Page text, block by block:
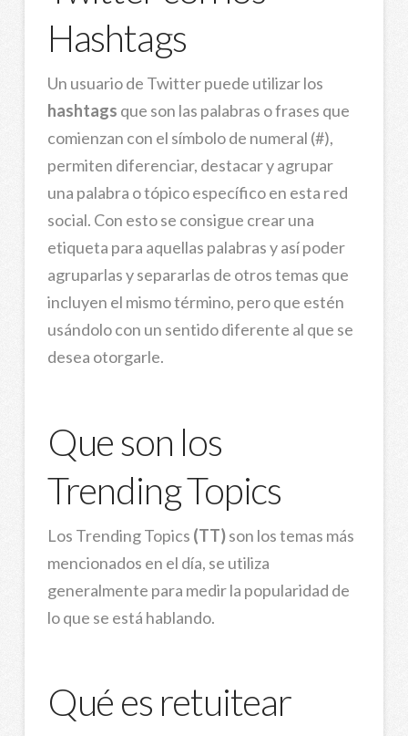
Hashtags
Un usuario de Twitter puede utilizar los
hashtags que son las palabras o frases que
comienzan con el símbolo de numeral (#),
permiten diferenciar, destacar y agrupar
una palabra o tópico específico en esta red
social. Con esto se consigue crear una
etiqueta para aquellas palabras y así poder
agruparlas y separarlas de otros temas que
incluyen el mismo término, pero que estén
usándolo con un sentido diferente al que se
desea otorgarle.
Que son los
Trending Topics
Los Trending Topics (TT)son los temas más
mencionados en el día, se utiliza
generalmente para medir la popularidad de
lo que se está hablando.
Qué es retuitear